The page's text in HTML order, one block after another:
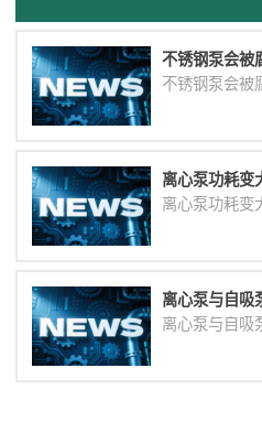
不锈钢泵会被
不锈钢泵会被
离心泵功耗变
离心泵功耗变
离心泵与自吸
离心泵与自吸